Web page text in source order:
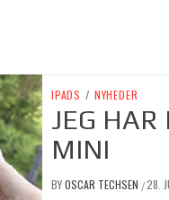
IPADS / NYHEDER
JEG
MINI
BYOSCAR TECHSEN /28.